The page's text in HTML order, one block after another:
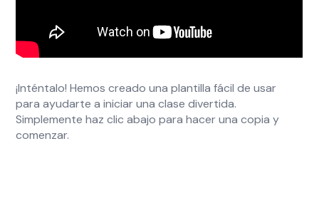
¡Inténtalo! Hemos creado una plantilla fácil de usar
para ayudarte a iniciar una clase divertida.
Simplemente haz clic abajo para hacer una copia y
comenzar.